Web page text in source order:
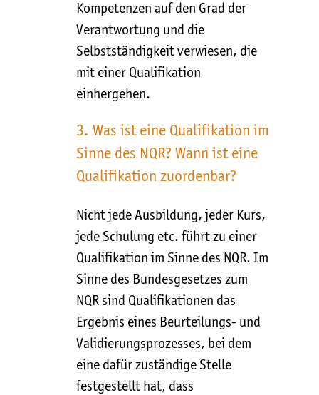
Kompetenzen auf den Grad der
Verantwortung und die
Selbstständigkeit verwiesen, die
mit einer Qualifikation
einhergehen.
3. Was ist eine Qualifikation im
Sinne des NQR? Wann ist eine
Qualifikation zuordenbar?
Nicht jede Ausbildung, jeder Kurs,
jede Schulung etc. führt zu einer
Qualifikation im Sinne des NQR. Im
Sinne des Bundesgesetzes zum
NQR sind Qualifikationen das
Ergebnis eines Beurteilungs- und
Validierungsprozesses, bei dem
eine dafür zuständige Stelle
festgestellt hat, dass